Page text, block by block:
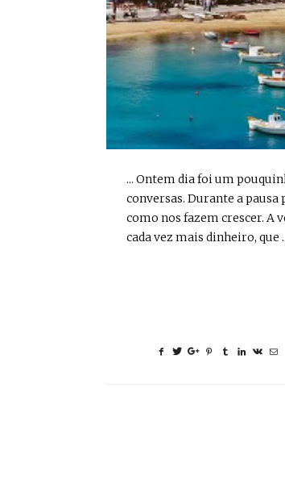
... Ontem dia foi um
conversas. Durante a pausa
como nos fazem crescer. A
cada vez mais dinheiro, que